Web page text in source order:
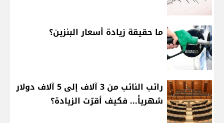
ما حقيقة زيادة أسعار البنزين؟
راتب النائب من 3 آلاف إلى 5 آلاف دولار
شهرياً... فكيف أقرّت الزيادة؟